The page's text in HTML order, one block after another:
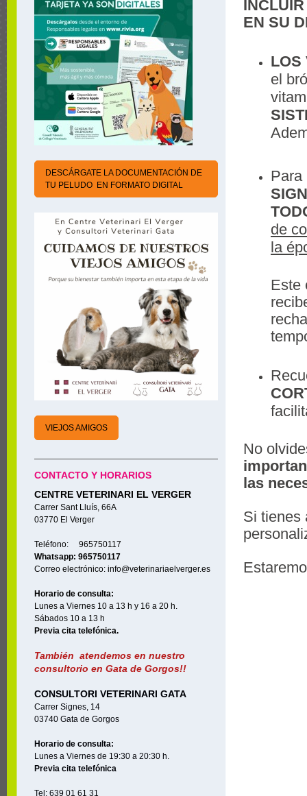
EN SU
LOS
el
de
la
Este
No
las
Si tienes
DESCÁRGATE LA DOCUMENTACIÓN DE
TU PELUDO EN FORMATO DIGITAL
VIEJOS AMIGOS
CONTACTO Y HORARIOS
CENTRE VETERINARI EL VERGER
Carrer Sant Lluís, 66A
03770 El Verger
Teléfono: 965750117
Whatsapp: 965750117
Correo electrónico: info@veterinariaelverger.es
Horario de consulta:
Lunes a Viernes 10 a 13 h y 16 a 20 h.
Sábados 10 a 13 h
Previa cita telefónica.
También atendemos en nuestro
consultorio en Gata de Gorgos!!
CONSULTORI VETERINARI GATA
Carrer Signes, 14
03740 Gata de Gorgos
Horario de consulta:
Lunes a Viernes de 19:30 a 20:30 h.
Previa cita telefónica
Tel: 639 01 61 31